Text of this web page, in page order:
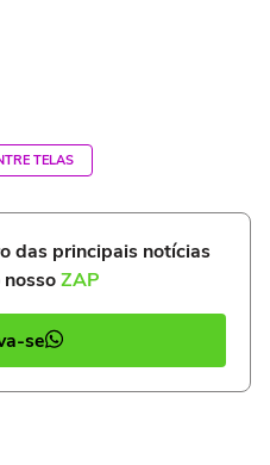
TELAS
das principais notícias
ZAP
se